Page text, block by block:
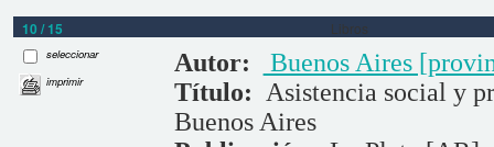
10 / 15 Libros
seleccionar
imprimir
Autor:
Buenos Aires
Título: Asistencia social y
Buenos Aires